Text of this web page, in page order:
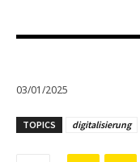
03/01/2025
TOPICS digitalisierung